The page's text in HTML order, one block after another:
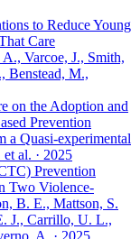
to Reduce Young
Care
Varcoe, J., Smith,
Benstead, M.,
on the Adoption and
Prevention
a Quasi-experimental
al. · 2025
Prevention
Two Violence-
B. E., Mattson, S.
J., Carrillo, U. L.,